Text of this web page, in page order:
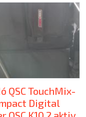
QSC TouchMix-
Digital